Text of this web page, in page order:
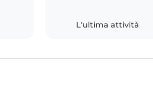
L'ultima attività